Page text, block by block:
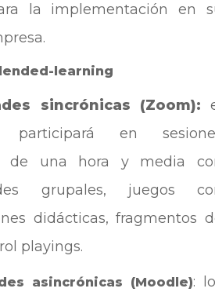
la implementación en
learning
sincrónicas (Zoom):
participará en
de una hora y media
grupales, juegos
didácticas, fragmentos
playings.
asincrónicas (Moodle):